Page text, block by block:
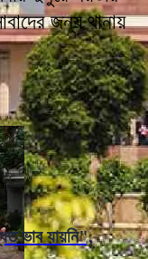
জন্য থানায়
ভাব যায়নি",